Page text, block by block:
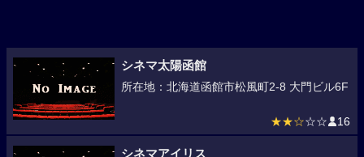
シネマ太陽函館
所在地：北海道函館市松風町2-8 大門ビル6F
★★☆☆☆ 16
シネマアイリス